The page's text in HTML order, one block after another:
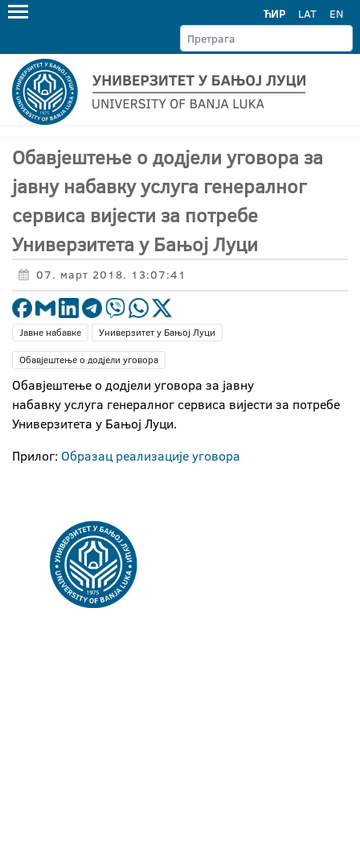
ЋИР LAT EN
Обавјештење о додјели уговора за
јавну набавку услуга генералног
сервиса вијести за потребе
Универзитета у Бањој Луци
07. март 2018. 13:07:41
Јавне набавке
Универзитет у Бањој Луци
Обавјештење о додјели уговора
Обавјештење о додјели уговора за јавну
набавку услуга генералног сервиса вијести за потребе
Универзитета у Бањој Луци.
Прилог: Образац реализације уговора